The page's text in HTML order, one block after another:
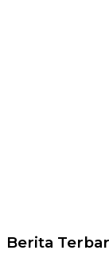
Berita